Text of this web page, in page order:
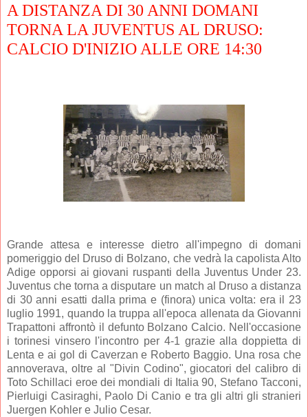
A DISTANZA DI 30 ANNI DOMANI
TORNA LA JUVENTUS AL DRUSO:
CALCIO D'INIZIO ALLE ORE 14:30
Grande attesa e interesse dietro all'impegno di domani
pomeriggio del Druso di Bolzano, che vedrà la capolista Alto
Adige opporsi ai giovani ruspanti della Juventus Under 23.
Juventus che torna a disputare un match al Druso a distanza
di 30 anni esatti dalla prima e (finora) unica volta: era il 23
luglio 1991, quando la truppa all'epoca allenata da Giovanni
Trapattoni affrontò il defunto Bolzano Calcio. Nell'occasione
i torinesi vinsero l'incontro per 4-1 grazie alla doppietta di
Lenta e ai gol di Caverzan e Roberto Baggio. Una rosa che
annoverava, oltre al "Divin Codino", giocatori del calibro di
Toto Schillaci eroe dei mondiali di Italia 90, Stefano Tacconi,
Pierluigi Casiraghi, Paolo Di Canio e tra gli altri gli stranieri
Juergen Kohler e Julio Cesar.